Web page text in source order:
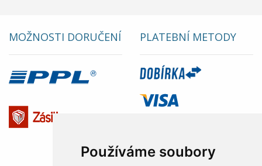
Používáme soubory
MOŽNOSTI DORUČENÍ PLATEBNÍ METODY